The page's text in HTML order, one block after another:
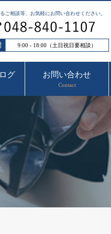
ご相談等、お気軽にお問い合わせください。
9:00 - 18:00（土日祝日要相談）
グ お問い合わせ
Contact